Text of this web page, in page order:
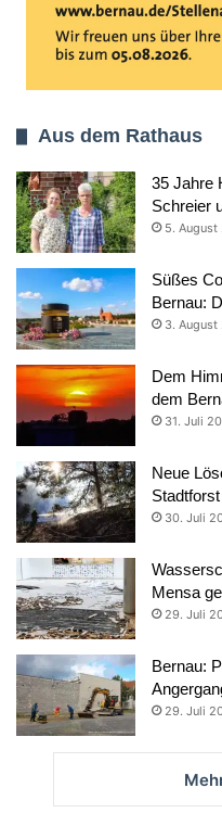
Aus dem Rathaus
35 Jahre
Schreier
5. August
Süßes
Bernau:
3. August
Dem
dem
31. Juli
Neue
Stadtforst
30. Juli
Mensa
29. Juli
Bernau:
29. Juli